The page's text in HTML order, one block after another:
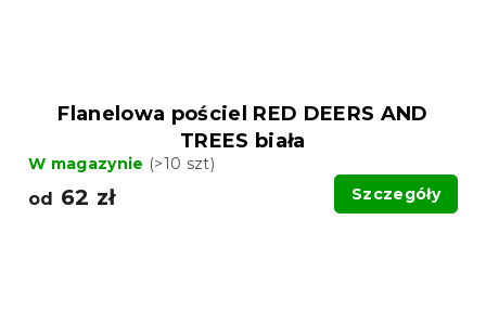
Flanelowa pościel RED DEERS AND
TREES biała
W magazynie (>10 szt)
od 62 zł Szczegóły